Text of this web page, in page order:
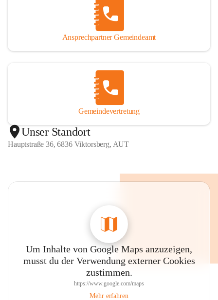
Ansprechpartner Gemeindeamt
Gemeindevertretung
Unser Standort
Hauptstraße 36, 6836 Viktorsberg, AUT
Um Inhalte von Google Maps anzuzeigen,
musst du der Verwendung externer Cookies
zustimmen.
https://www.google.com/maps
Mehr erfahren